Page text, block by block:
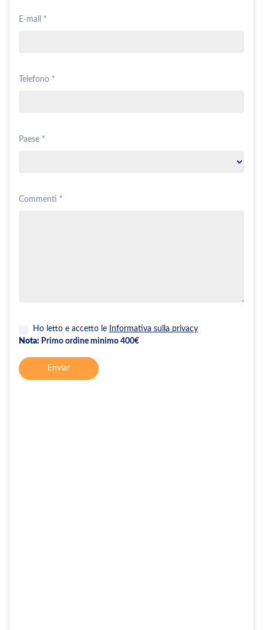
E-mail *
Telefono *
Paese *
Commenti *
Ho letto e accetto le
Informativa sulla privacy
Nota: Primo ordine minimo 400€
Enviar